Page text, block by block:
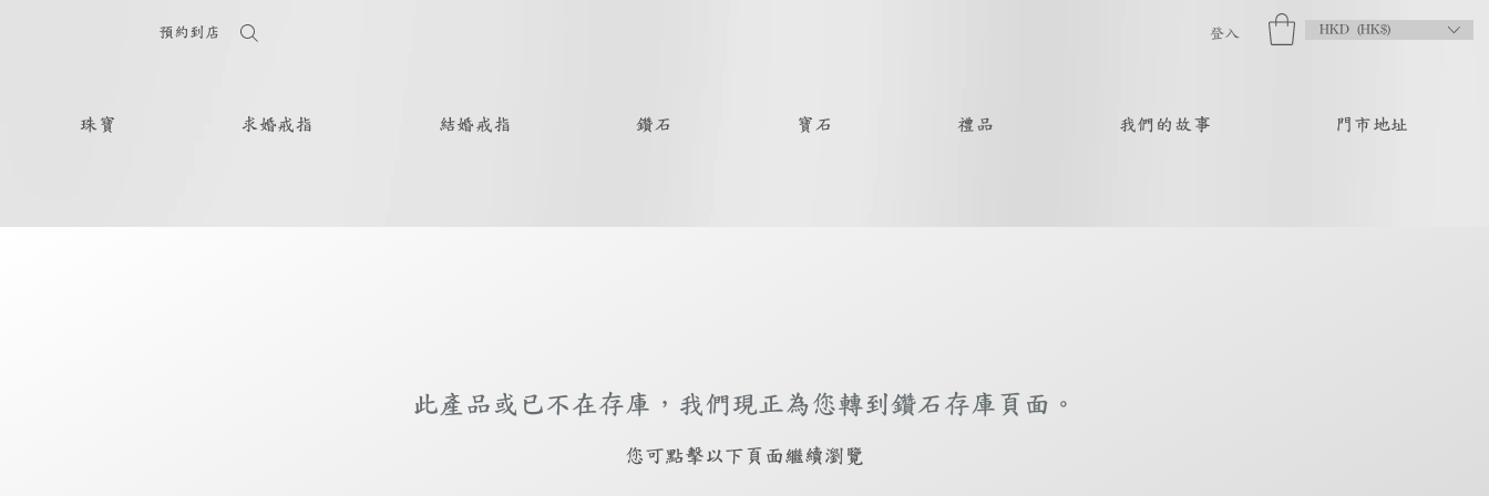
預約到店 登入 HKD (HK$)
珠寶 求婚戒指 結婚戒指 鑽石 寶石 禮品 我們的故事 門市地址
此產品或已不在存庫，我們現正為您轉到鑽石存庫頁面。
​您可點擊以下頁面繼續瀏覽